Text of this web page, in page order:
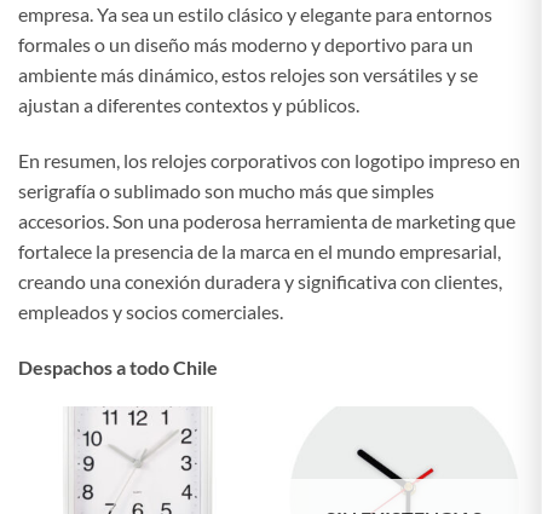
empresa. Ya sea un estilo clásico y elegante para entornos
formales o un diseño más moderno y deportivo para un
ambiente más dinámico, estos relojes son versátiles y se
ajustan a diferentes contextos y públicos.
En resumen, los relojes corporativos con logotipo impreso en
serigrafía o sublimado son mucho más que simples
accesorios. Son una poderosa herramienta de marketing que
fortalece la presencia de la marca en el mundo empresarial,
creando una conexión duradera y significativa con clientes,
empleados y socios comerciales.
Despachos a todo Chile